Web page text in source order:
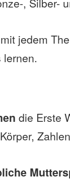
, Silber-
mit jedem
die Erste